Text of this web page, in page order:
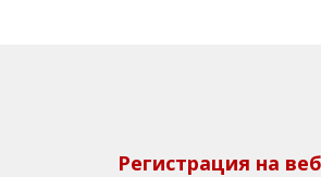
Регистрация на